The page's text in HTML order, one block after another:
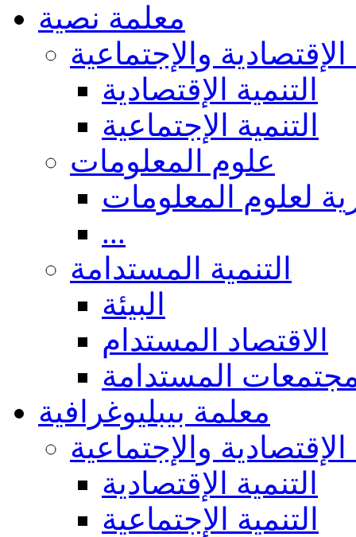
معلمة نصية
الإقتصادية والإجتماعية
التنمية الإقتصادية
التنمية الإجتماعية
علوم المعلومات
لعلوم المعلومات
...
التنمية المستدامة
البيئة
الاقتصاد المستدام
المستدامة
معلمة بيبليوغرافية
الإقتصادية والإجتماعية
التنمية الإقتصادية
التنمية الإجتماعية